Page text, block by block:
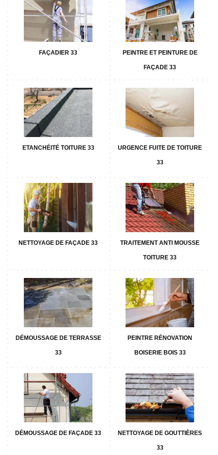
FAÇADIER 33 PEINTRE ET PEINTURE DE
FAÇADE 33
ETANCHÉITÉ TOITURE 33 URGENCE FUITE DE TOITURE
33
NETTOYAGE DE FAÇADE 33 TRAITEMENT ANTI MOUSSE
TOITURE 33
DÉMOUSSAGE DE TERRASSE
33
PEINTRE RÉNOVATION
BOISERIE BOIS 33
DÉMOUSSAGE DE FAÇADE 33 NETTOYAGE DE GOUTTIÈRES
33